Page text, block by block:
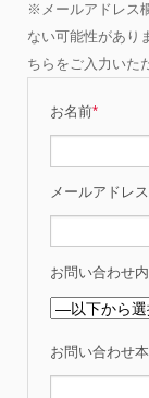
※メールアドレス
ない可能性があり
ちらをご入力いた
お名前*
メールアドレス
お問い合わせ
お問い合わせ